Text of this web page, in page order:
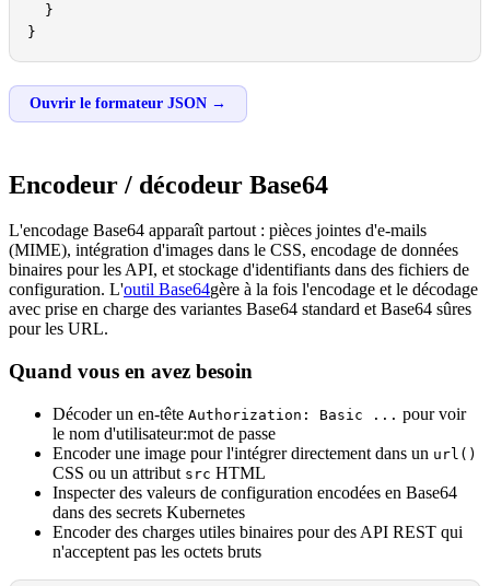
  }
}
Ouvrir le formateur JSON →
Encodeur / décodeur Base64
L'encodage Base64 apparaît partout : pièces jointes d'e-mails
(MIME), intégration d'images dans le CSS, encodage de données
binaires pour les API, et stockage d'identifiants dans des fichiers de
configuration. L'outil Base64gère à la fois l'encodage et le décodage
avec prise en charge des variantes Base64 standard et Base64 sûres
pour les URL.
Quand vous en avez besoin
Décoder un en-tête Authorization: Basic ... pour voir
le nom d'utilisateur:mot de passe
Encoder une image pour l'intégrer directement dans un url()
CSS ou un attribut src HTML
Inspecter des valeurs de configuration encodées en Base64
dans des secrets Kubernetes
Encoder des charges utiles binaires pour des API REST qui
n'acceptent pas les octets bruts